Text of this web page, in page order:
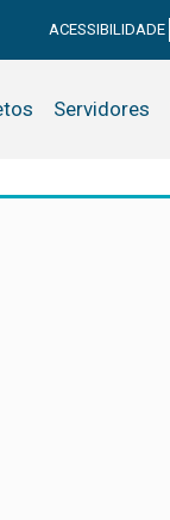
ACESSIBILIDADE
Servidores